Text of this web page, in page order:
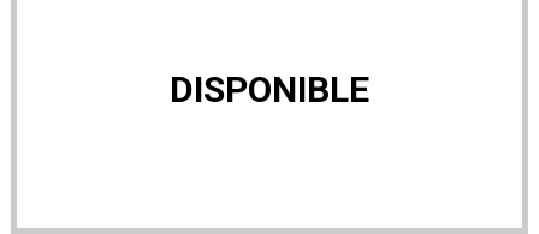
DISPONIBLE